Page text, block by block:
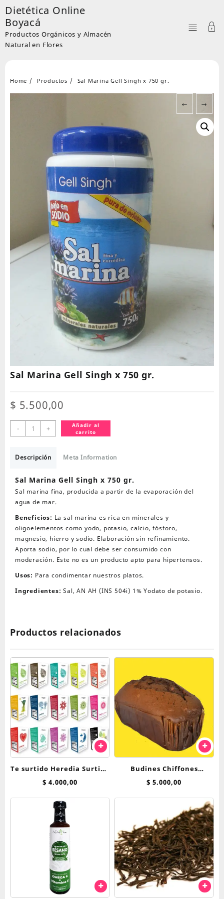
Skip
to
content
Dietética Online
Boyacá
Productos Orgánicos y Almacén
Natural en Flores
Home Productos Sal Marina Gell Singh x 750 gr.
← →
Sal Marina Gell Singh x 750 gr.
$ 5.500,00
-
Sal
Marina
Singh
750
gr.
cantidad
+
Añadir al
carrito
Descripción Meta Information
Sal Marina Gell Singh x 750 gr.
Sal marina fina, producida a partir de la evaporación del
agua de mar.
Beneficios: La sal marina es rica en minerales y
oligoelementos como yodo, potasio, calcio, fósforo,
magnesio, hierro y sodio. Elaboración sin refinamiento.
Aporta sodio, por lo cual debe ser consumido con
moderación. Este no es un producto apto para hipertensos.
Usos: Para condimentar nuestros platos.
Ingredientes:Sal, AN AH (INS 504i) 1% Yodato de potasio.
Productos relacionados
Te surtido Heredia Surtido
Clasico saquitos
$ 4.000,00
Budines Chiffones
Breadnet
$ 5.000,00